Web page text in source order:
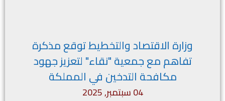
وزارة الاقتصاد والتخطيط توقع مذكرة
تفاهم مع جمعية "نقاء" لتعزيز جهود
مكافحة التدخين في المملكة
04 سبتمبر, 2025